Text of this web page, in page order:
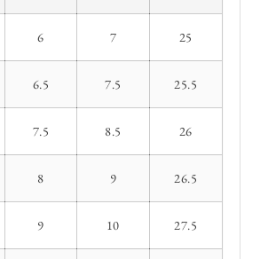
6 7 25
6.5 7.5 25.5
7.5 8.5 26
8 9 26.5
9 10 27.5